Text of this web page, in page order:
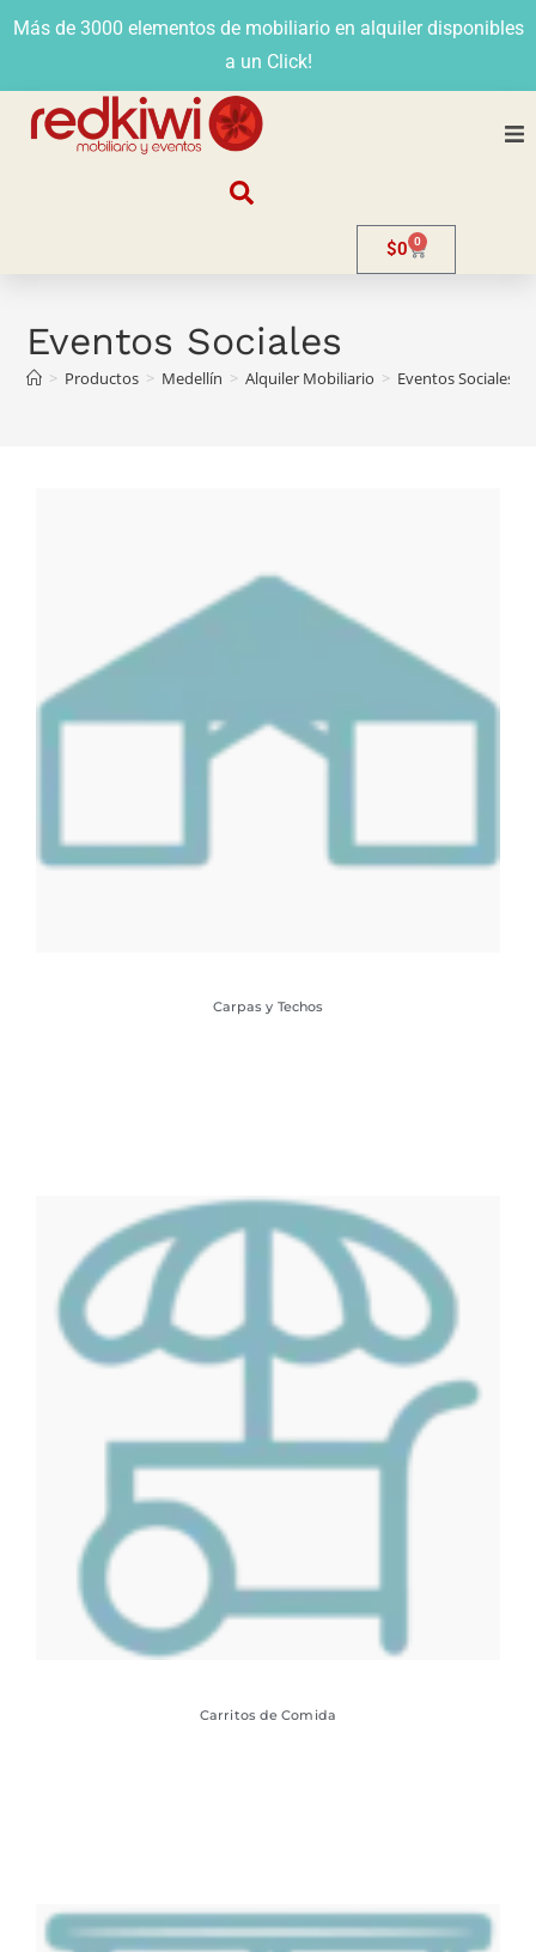
Más de 3000 elementos de mobiliario en alquiler disponibles
a un Click!
Venta
$0 0
Eventos Sociales
> Productos > Medellín > Alquiler Mobiliario > Eventos Sociales
Carpas y Techos
Carritos de Comida